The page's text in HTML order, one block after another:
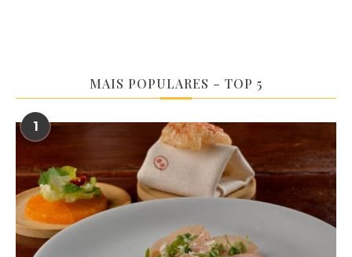
MAIS POPULARES – TOP 5
1